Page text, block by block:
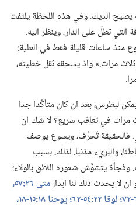
يصيح الديك.‏ وفي هذه اللحظة يلتفت
تطلّ على الدار،‏ وينظر اليه.‏
منذ ساعات قليلة فقط في العلية:‏
مرات.‏» واذ يسحقه ثقل خطيته،‏
لبطرس،‏ بعد ان كان متأكِّدا جدا
مرات في تعاقب سريع؟‏ لا شك ان
فالحقيقة تُحرَّف،‏ ويسوع يوصف
والبريء مذنبا.‏ لذلك،‏ بسبب
يتشوَّش شعوره اللائق بالولاء؛‏
لا يحدث ذلك لنا ابدا!‏
متى ٢٦:‏​٥٧،‏
لوقا ٢٢:‏٥٤-‏٦٢؛‏
يوحنا ١٨:‏١٥-‏١٨،‏